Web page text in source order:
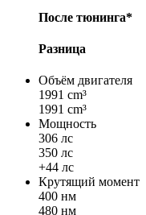
После тюнинга*
Разница
Объём двигателя
1991 cm³
1991 cm³
Мощность
306 лс
350 лс
+44 лс
Крутящий момент
400 нм
480 нм